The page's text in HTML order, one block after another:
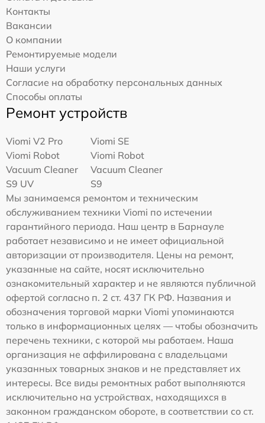
Контакты
Вакансии
О компании
Ремонтируемые модели
Наши услуги
Согласие на обработку персональных данных
Способы оплаты
Ремонт устройств
Viomi V2 Pro
Viomi SE
Viomi Robot
Vacuum Cleaner
S9 UV
Viomi Robot
Vacuum Cleaner
S9
Мы занимаемся ремонтом и техническим
обслуживанием техники Viomi по истечении
гарантийного периода. Наш центр в Барнауле
работает независимо и не имеет официальной
авторизации от производителя. Цены на ремонт,
указанные на сайте, носят исключительно
ознакомительный характер и не являются публичной
офертой согласно п. 2 ст. 437 ГК РФ. Названия и
обозначения торговой марки Viomi упоминаются
только в информационных целях — чтобы обозначить
перечень техники, с которой мы работаем. Наша
организация не аффилирована с владельцами
указанных товарных знаков и не представляет их
интересы. Все виды ремонтных работ выполняются
исключительно на устройствах, находящихся в
законном гражданском обороте, в соответствии со ст.